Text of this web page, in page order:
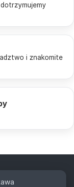
dotrzymujemy
i znakomite